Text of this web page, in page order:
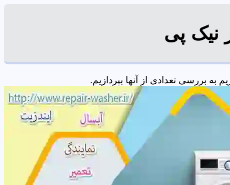
نیک پی
بررسی تعدادی از آنها بپردازیم.